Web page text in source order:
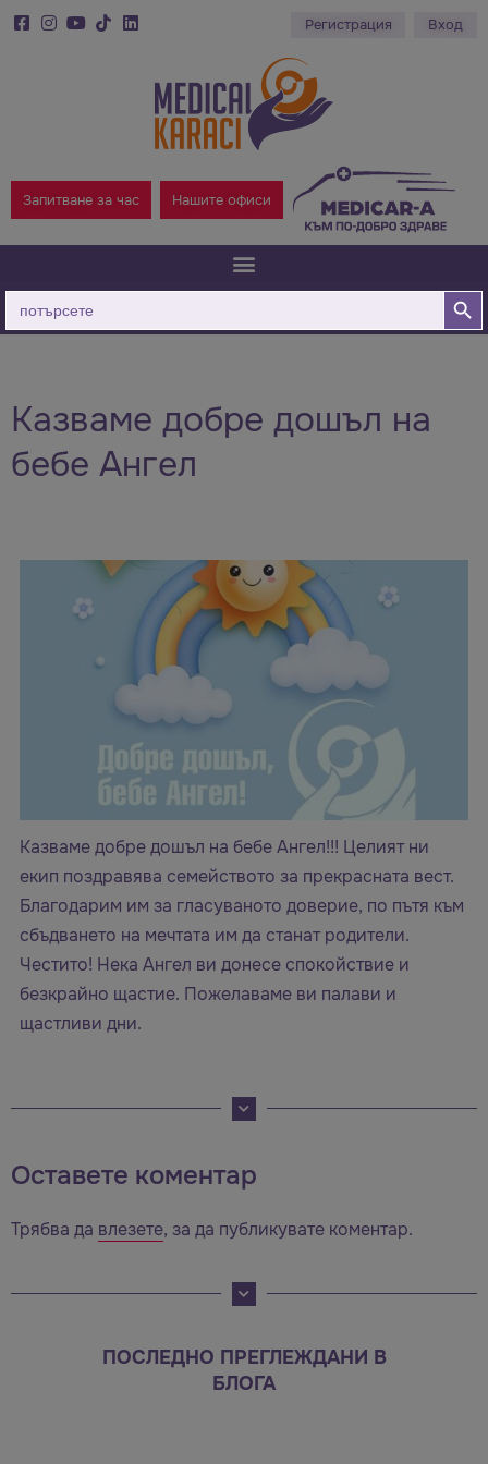
Регистрация Вход
Запитване за час Нашите офиси
Търсене
за:
Бутон
Казваме добре дошъл на
бебе Ангел
Казваме добре дошъл на бебе Ангел!!! Целият ни
екип поздравява семейството за прекрасната вест.
Благодарим им за гласуваното доверие, по пътя към
сбъдването на мечтата им да станат родители.
Честито! Нека Ангел ви донесе спокойствие и
безкрайно щастие. Пожелаваме ви палави и
щастливи дни.
Оставете коментар
Трябва да влезете, за да публикувате коментар.
ПОСЛЕДНО ПРЕГЛЕЖДАНИ В
БЛОГА